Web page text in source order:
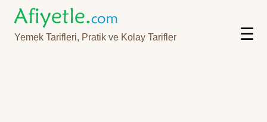
Yemek Tarifleri, Pratik ve Kolay Tarifler ☰